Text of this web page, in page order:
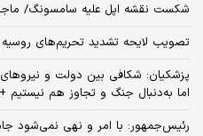
شکست نقشه اپل علیه سامسونگ/
تصویب لایحه تشدید تحریم‌های روسیه
پزشکیان: شکافی بین دولت و
اما به‌دنبال جنگ و تجاوز هم نیستیم
رئیس‌جمهور: با امر و نهی نمی‌شود